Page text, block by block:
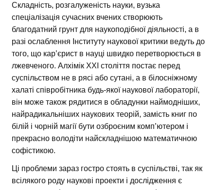
Складність, розгалуженість науки, вузька
спеціалізація сучасних вчених створюють
благодатний грунт для наукоподібної діяльності, а в
разі ослаблення Інституту наукової критики ведуть до
того, що кар’єрист в науці швидко перетворюється в
лжевченого. Алхімік XXI століття постає перед
суспільством не в рясі або сутані, а в білосніжному
халаті співробітника будь-якої наукової лабораторії,
він може також рядитися в обладунки наймодніших,
найрадикальніших наукових теорій, замість книг по
білій і чорній магії бути озброєним комп’ютером і
прекрасно володіти найскладнішою математичною
софістикою.
Ці проблеми зараз гостро стоять в суспільстві, так як
всілякого роду наукові проекти і дослідження є